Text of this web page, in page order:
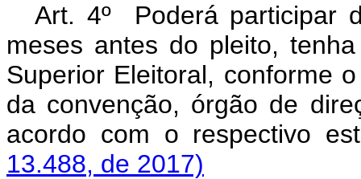
Art. 4º Poderá participar
meses antes do pleito,
Superior Eleitoral, conforme
da convenção, órgão de
acordo com o respectivo
13.488, de 2017)